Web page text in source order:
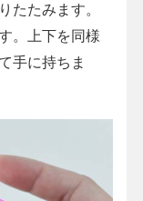
たたみます。
。上下を同様
手に持ちま